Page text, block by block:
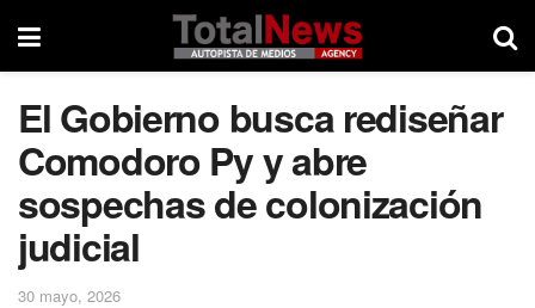
El Gobierno busca rediseñar
Comodoro Py y abre
sospechas de colonización
judicial
30 mayo, 2026